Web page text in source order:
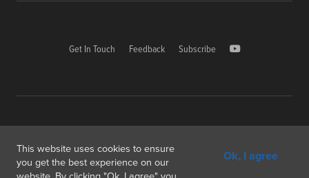
Ok, I agree
This website uses cookies to ensure
you get the best experience on our
Get In Touch Feedback Subscribe
1000, Avenue Agropolis, F-34394 Montpellier cedex 5 France